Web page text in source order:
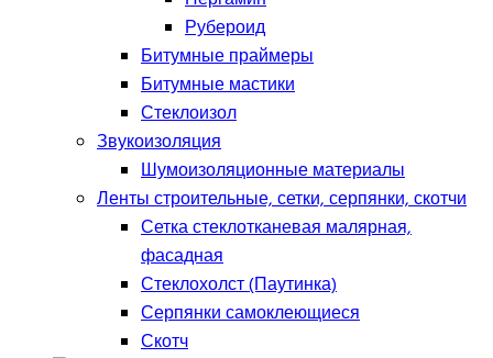
Рубероид
Битумные праймеры
Битумные мастики
Стеклоизол
Звукоизоляция
Шумоизоляционные материалы
Ленты строительные, сетки, серпянки, скотчи
Сетка стеклотканевая малярная,
фасадная
Стеклохолст (Паутинка)
Серпянки самоклеющиеся
Скотч